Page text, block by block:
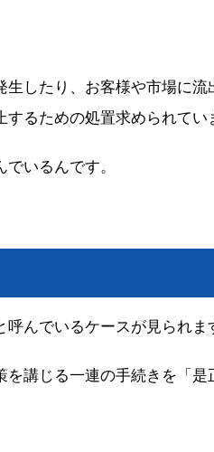
したり、お客様や市場に流
るための処置求められてい
いるんです。
んでいるケースが見られま
講じる一連の手続きを「是